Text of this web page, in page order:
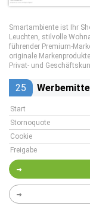
Smartambiente ist Ihr
Leuchten, stilvolle
führender Premium-
originale
Privat- und
25
Start
Stornoquote
Cookie
Freigabe